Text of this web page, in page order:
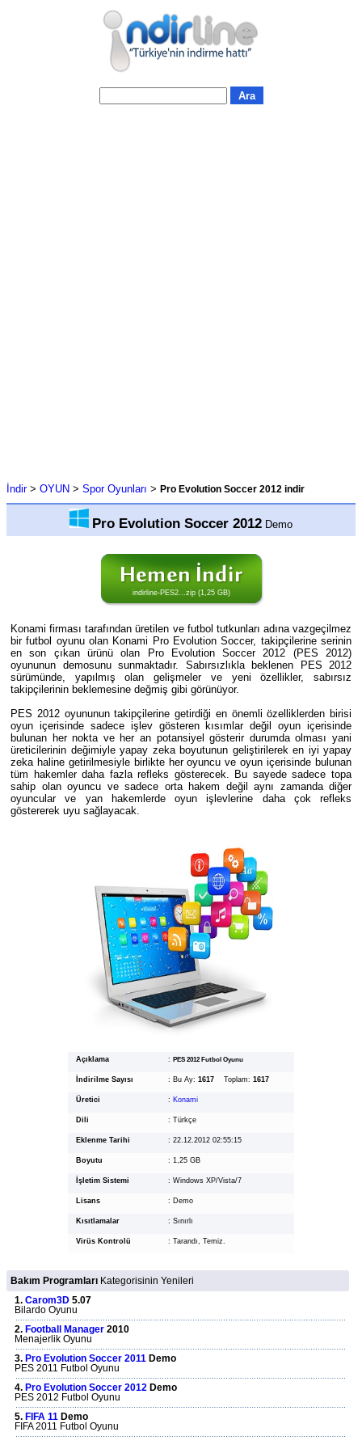
İndir> OYUN > Spor Oyunları > Pro Evolution Soccer 2012 indir
Pro Evolution Soccer 2012 Demo
indirline-PES2...zip (1,25 GB)
Konami firması tarafından üretilen ve futbol tutkunları adına vazgeçilmez
bir futbol oyunu olan Konami Pro Evolution Soccer, takipçilerine serinin
en son çıkan ürünü olan Pro Evolution Soccer 2012 (PES 2012)
oyununun demosunu sunmaktadır. Sabırsızlıkla beklenen PES 2012
sürümünde, yapılmış olan gelişmeler ve yeni özellikler, sabırsız
takipçilerinin beklemesine değmiş gibi görünüyor.
PES 2012 oyununun takipçilerine getirdiği en önemli özelliklerden birisi
oyun içerisinde sadece işlev gösteren kısımlar değil oyun içerisinde
bulunan her nokta ve her an potansiyel gösterir durumda olması yani
üreticilerinin değimiyle yapay zeka boyutunun geliştirilerek en iyi yapay
zeka haline getirilmesiyle birlikte her oyuncu ve oyun içerisinde bulunan
tüm hakemler daha fazla refleks gösterecek. Bu sayede sadece topa
sahip olan oyuncu ve sadece orta hakem değil aynı zamanda diğer
oyuncular ve yan hakemlerde oyun işlevlerine daha çok refleks
göstererek uyu sağlayacak.
Açıklama : PES 2012 Futbol Oyunu
İndirilme Sayısı : Bu Ay: 1617 Toplam: 1617
Üretici : Konami
Dili : Türkçe
Eklenme Tarihi : 22.12.2012 02:55:15
Boyutu : 1,25 GB
İşletim Sistemi : Windows XP/Vista/7
Lisans : Demo
Kısıtlamalar : Sınırlı
Virüs Kontrolü : Tarandı, Temiz.
Bakım Programları Kategorisinin Yenileri
1. Carom3D 5.07
Bilardo Oyunu
2. Football Manager 2010
Menajerlik Oyunu
3. Pro Evolution Soccer 2011 Demo
PES 2011 Futbol Oyunu
4. Pro Evolution Soccer 2012 Demo
PES 2012 Futbol Oyunu
5. FIFA 11 Demo
FIFA 2011 Futbol Oyunu